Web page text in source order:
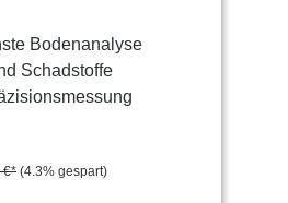
Bodenanalyse
Schadstoffe
€* (4.3% gespart)